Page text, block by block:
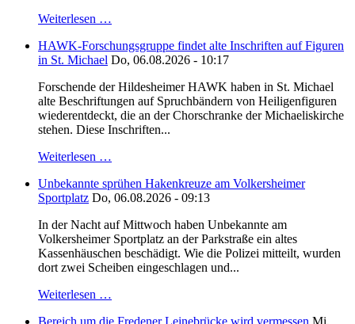
Weiterlesen …
HAWK-Forschungsgruppe findet alte Inschriften auf Figuren
in St. Michael Do, 06.08.2026 - 10:17
Forschende der Hildesheimer HAWK haben in St. Michael
alte Beschriftungen auf Spruchbändern von Heiligenfiguren
wiederentdeckt, die an der Chorschranke der Michaeliskirche
stehen. Diese Inschriften...
Weiterlesen …
Unbekannte sprühen Hakenkreuze am Volkersheimer
Sportplatz Do, 06.08.2026 - 09:13
In der Nacht auf Mittwoch haben Unbekannte am
Volkersheimer Sportplatz an der Parkstraße ein altes
Kassenhäuschen beschädigt. Wie die Polizei mitteilt, wurden
dort zwei Scheiben eingeschlagen und...
Weiterlesen …